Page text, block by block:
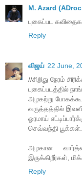
M. Azard
புகைப்பட
Reply
விஜய் 22 June,
//சிறிது நேரம்
புகைப்படத்தில்
அழகற்று
வருத்தத்தில்
ஓரமாய்
செவ்வந்தி
அழகான
இருக்கிறீர்கள்,
Reply